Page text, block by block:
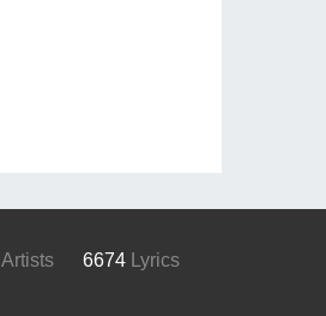
Artists 6674 Lyrics